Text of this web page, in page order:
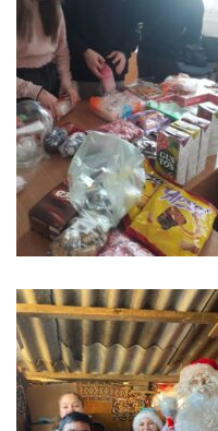
DoReMiCii
Școala
sportivă
„Mihai
Viteazul”
Școala
Sportivă
Specializată
de